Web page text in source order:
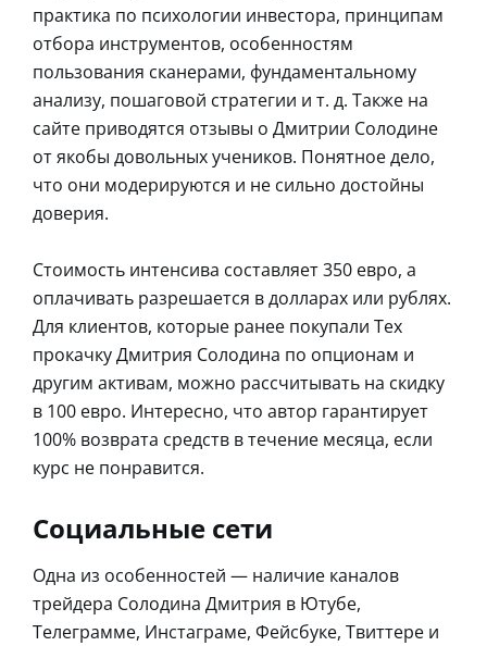
практика по психологии инвестора, принципам
отбора инструментов, особенностям
пользования сканерами, фундаментальному
анализу, пошаговой стратегии и т. д. Также на
сайте приводятся отзывы о Дмитрии Солодине
от якобы довольных учеников. Понятное дело,
что они модерируются и не сильно достойны
доверия.
Стоимость интенсива составляет 350 евро, а
оплачивать разрешается в долларах или рублях.
Для клиентов, которые ранее покупали Тех
прокачку Дмитрия Солодина по опционам и
другим активам, можно рассчитывать на скидку
в 100 евро. Интересно, что автор гарантирует
100% возврата средств в течение месяца, если
курс не понравится.
Социальные сети
Одна из особенностей — наличие каналов
трейдера Солодина Дмитрия в Ютубе,
Телеграмме, Инстаграме, Фейсбуке, Твиттере и